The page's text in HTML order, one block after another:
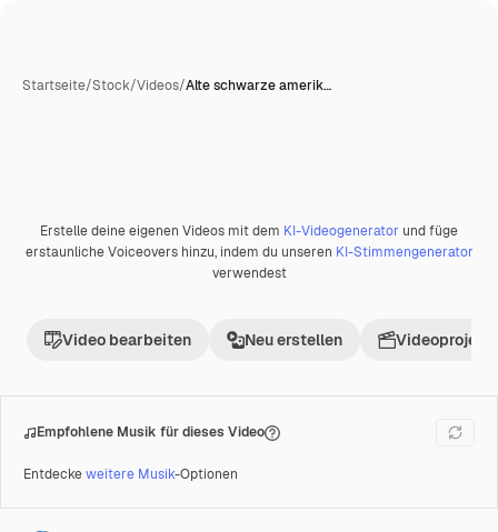
Startseite/Stock/Videos/Alte schwarze amerik…
Premium
Erstelle deine eigenen Videos mit dem KI-Videogenerator und füge
erstaunliche Voiceovers hinzu, indem du unseren KI-Stimmengenerator
verwendest
Video bearbeiten Neu erstellen Videoprojekt
Empfohlene Musik für dieses Video
Entdeckeweitere Musik-Optionen